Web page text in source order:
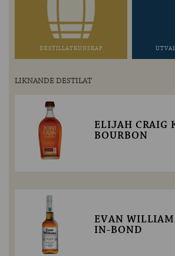
DESTILLATKUNSKAP
LIKNANDE DESTILAT
ELIJAH CRAIG
BOURBON
EVAN
IN-BOND